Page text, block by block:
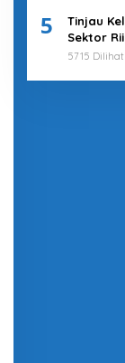
5
Tinjau
Sektor
Pj
5715 Dilihat